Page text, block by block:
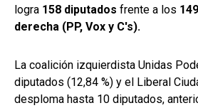
logra 158 diputados frente a los
derecha (PP, Vox y C's).
La coalición izquierdista Unidas
diputados (12,84 %) y el Liberal
desploma hasta 10 diputados,